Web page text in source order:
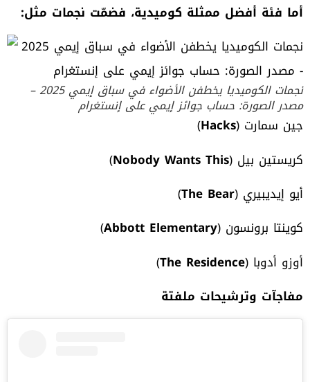
أما فئة أفضل ممثلة كوميدية، فضمّت نجمات مثل:
نجمات الكوميديا يخطفن الأضواء في سباق إيمي 2025 –
مصدر الصورة: حساب جوائز إيمي على إنستغرام
جين سمارت (Hacks
)
كريستين بيل (Nobody Wants This
)
أيو إيديبيري (The Bear
)
كوينتا برونسون (Abbott Elementary
)
أوزو أدوبا (The Residence
)
مفاجآت وترشيحات ملفتة